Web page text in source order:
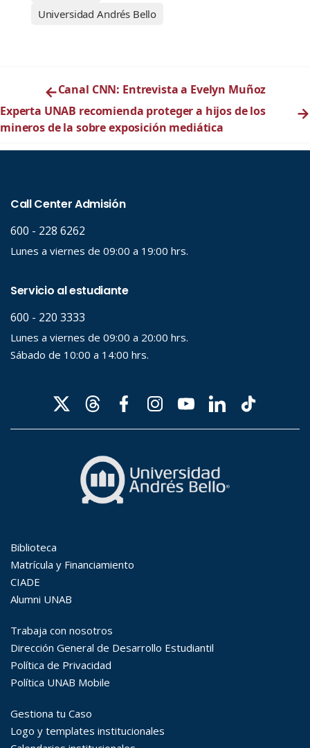
Universidad Andrés Bello
←Canal CNN: Entrevista a Evelyn Muñoz
Experta UNAB recomienda proteger a hijos de los
mineros de la sobre exposición mediática
→